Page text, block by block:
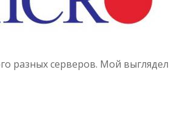
разных серверов. Мой выглядел